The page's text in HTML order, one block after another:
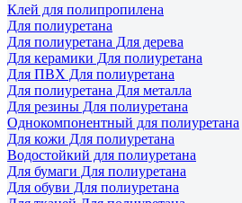
Клей для полипропилена
Для полиуретана
Для полиуретана Для дерева
Для керамики Для полиуретана
Для ПВХ Для полиуретана
Для полиуретана Для металла
Для резины Для полиуретана
Однокомпонентный для полиуретана
Для кожи Для полиуретана
Водостойкий для полиуретана
Для бумаги Для полиуретана
Для обуви Для полиуретана